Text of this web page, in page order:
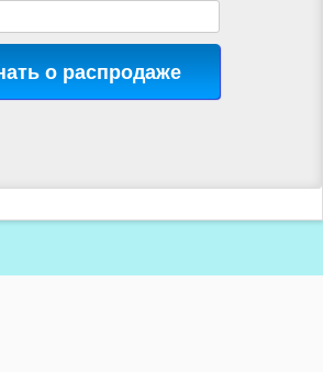
о распродаже